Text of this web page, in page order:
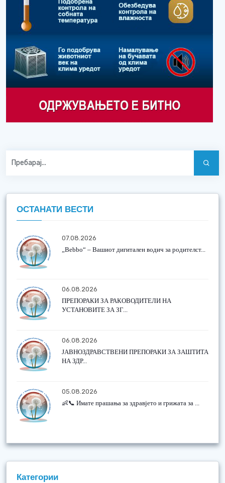
ОСТАНАТИ ВЕСТИ
07.08.2026
„Bebbo“ – Вашиот дигитален водич за родителст...
06.08.2026
ПРЕПОРАКИ ЗА РАКОВОДИТЕЛИ НА
УСТАНОВИТЕ ЗА ЗГ...
06.08.2026
ЈАВНОЗДРАВСТВЕНИ ПРЕПОРАКИ ЗА ЗАШТИТА
НА ЗДР...
05.08.2026
👶📞 Имате прашања за здравјето и грижата за ...
Категории